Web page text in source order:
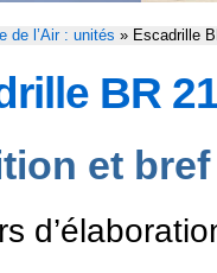
de l’Air : unités » Escadrille
BR
et